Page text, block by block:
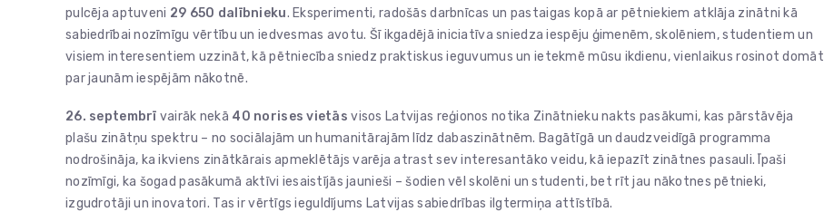
pulcēja aptuveni 29 650 dalībnieku. Eksperimenti, radošās darbnīcas un pastaigas kopā ar pētniekiem atklāja zinātni kā
sabiedrībai nozīmīgu vērtību un iedvesmas avotu. Šī ikgadējā iniciatīva sniedza iespēju ģimenēm, skolēniem, studentiem un
visiem interesentiem uzzināt, kā pētniecība sniedz praktiskus ieguvumus un ietekmē mūsu ikdienu, vienlaikus rosinot domāt
par jaunām iespējām nākotnē.
26. septembrī vairāk nekā 40 norises vietās visos Latvijas reģionos notika Zinātnieku nakts pasākumi, kas pārstāvēja
plašu zinātņu spektru – no sociālajām un humanitārajām līdz dabaszinātnēm. Bagātīgā un daudzveidīgā programma
nodrošināja, ka ikviens zinātkārais apmeklētājs varēja atrast sev interesantāko veidu, kā iepazīt zinātnes pasauli. Īpaši
nozīmīgi, ka šogad pasākumā aktīvi iesaistījās jaunieši – šodien vēl skolēni un studenti, bet rīt jau nākotnes pētnieki,
izgudrotāji un inovatori. Tas ir vērtīgs ieguldījums Latvijas sabiedrības ilgtermiņa attīstībā.